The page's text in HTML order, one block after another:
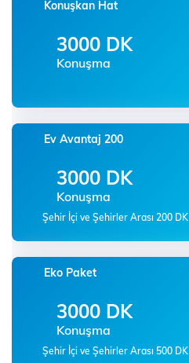
Konuşkan Hat
3000 DK
Konuşma
Ev Avantaj 200
3000 DK
Konuşma
Şehir İçi ve Şehirler Arası 200 DK
Eko Paket
3000 DK
Konuşma
Şehir İçi ve Şehirler Arası 500 DK